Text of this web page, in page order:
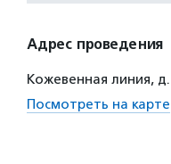
Адрес проведения
Кожевенная линия,
Посмотреть на карте